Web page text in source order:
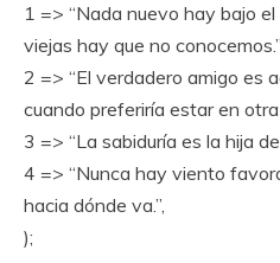
1 => “Nada nuevo hay bajo
viejas hay que no
2 => “El verdadero amigo es
cuando preferiría estar en otra
3 => “La sabiduría es la hija
4 => “Nunca hay viento
hacia dónde va.”,
);